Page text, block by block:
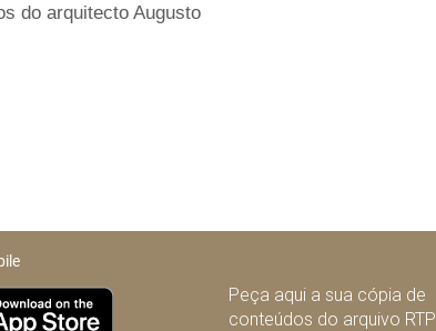
do arquitecto Augusto
Peça aqui a sua cópia de
conteúdos do arquivo RTP